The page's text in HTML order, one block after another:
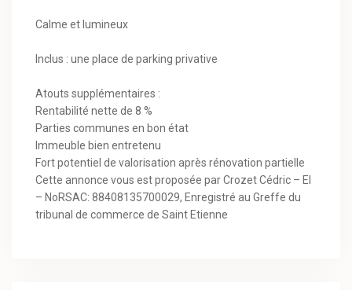
Calme et lumineux
Inclus : une place de parking privative
Atouts supplémentaires :
Rentabilité nette de 8 %
Parties communes en bon état
Immeuble bien entretenu
Fort potentiel de valorisation après rénovation partielle
Cette annonce vous est proposée par Crozet Cédric – EI
– NoRSAC: 88408135700029, Enregistré au Greffe du
tribunal de commerce de Saint Etienne